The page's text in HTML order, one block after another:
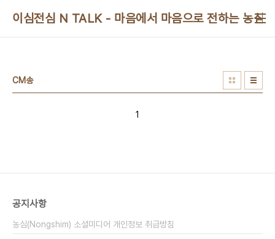
이심전심 N TALK - 마음에서 마음으로 전하는 농심
CM송
1
공지사항
농심(Nongshim) 소셜미디어 개인정보 취급방침